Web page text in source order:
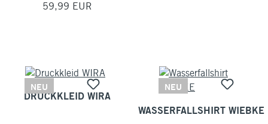
59,99 EUR
NEU
DRUCKKLEID WIRA
NEU
WASSERFALLSHIRT WIEBKE